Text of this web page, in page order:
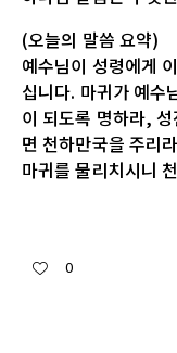
(오늘의 말씀 요약)
예수님이 성령에게
십니다. 마귀가 예수
이 되도록 명하라,
면 천하만국을 주리
마귀를 물리치시니
0